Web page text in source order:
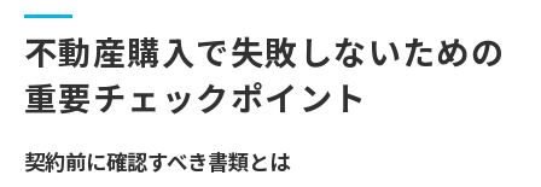
不動産購入で失敗しないための
重要チェックポイント
契約前に確認すべき書類とは